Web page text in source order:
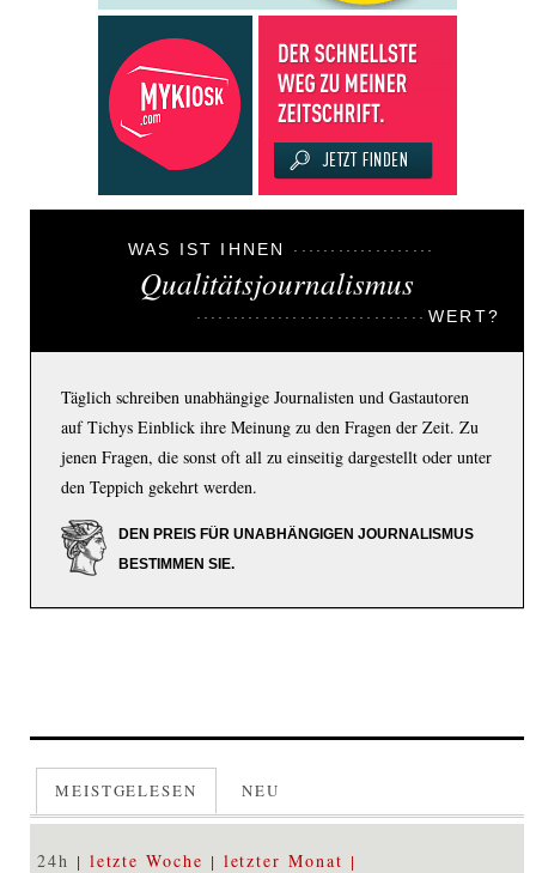
WAS IST IHNEN
Qualitätsjournalismus
WERT?
Täglich schreiben unabhängige Journalisten und Gastautoren
auf Tichys Einblick ihre Meinung zu den Fragen der Zeit. Zu
jenen Fragen, die sonst oft all zu einseitig dargestellt oder unter
den Teppich gekehrt werden.
DEN PREIS FÜR UNABHÄNGIGEN JOURNALISMUS
BESTIMMEN SIE.
MEISTGELESEN NEU
24h letzte Woche letzter Monat